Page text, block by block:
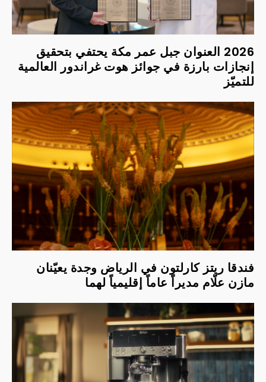
2026 العنوان جبل عمر مكة يحتفي بتحقيق
إنجازات بارزة في جوائز هوت غراندور العالمية
للتميّز
فندقا ريتز كارلتون في الرياض وجدة يعيّنان
مازن علّام مديراً عاماً إقليمياً لهما